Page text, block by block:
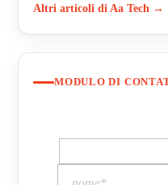
Altri articoli di Aa Tech →
MODULO DI